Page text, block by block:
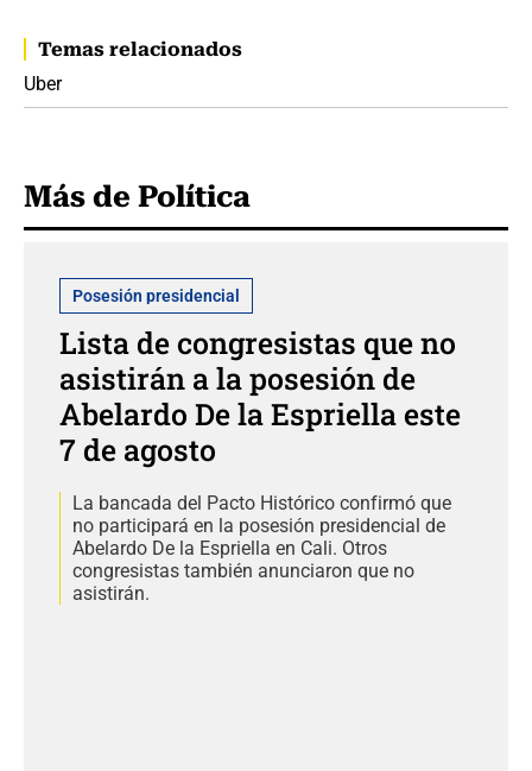
Temas relacionados
Uber
Más de Política
Posesión presidencial
Lista de congresistas que no
asistirán a la posesión de
Abelardo De la Espriella este
7 de agosto
La bancada del Pacto Histórico confirmó que
no participará en la posesión presidencial de
Abelardo De la Espriella en Cali. Otros
congresistas también anunciaron que no
asistirán.